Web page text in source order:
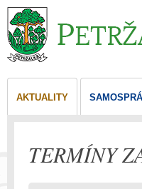
AKTUALITY
TERMÍNY